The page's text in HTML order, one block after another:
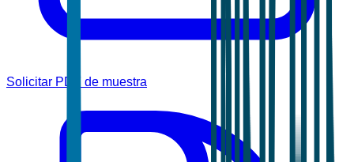
Solicitar PDF de muestra